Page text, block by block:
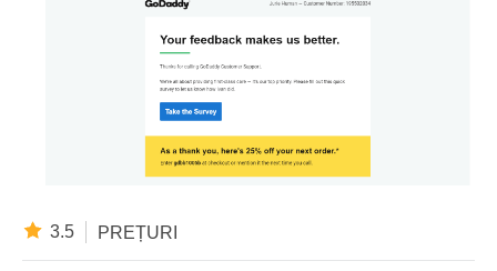
3.5 PREȚURI